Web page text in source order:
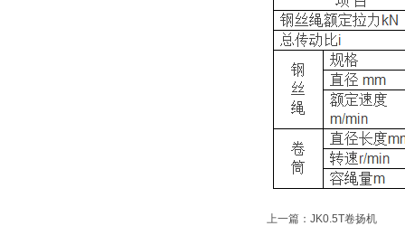
上一篇： JK0.5T卷扬机